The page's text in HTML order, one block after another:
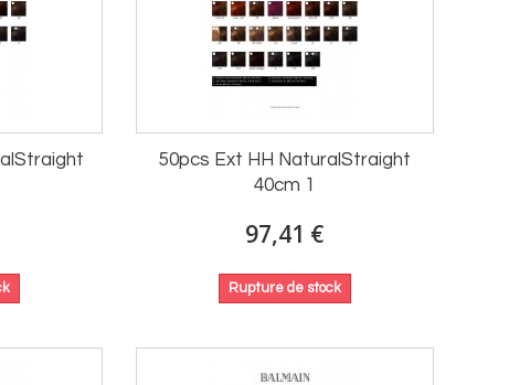
50pcs Ext HH NaturalStraight
40cm 1
97,41 €
Rupture de stock